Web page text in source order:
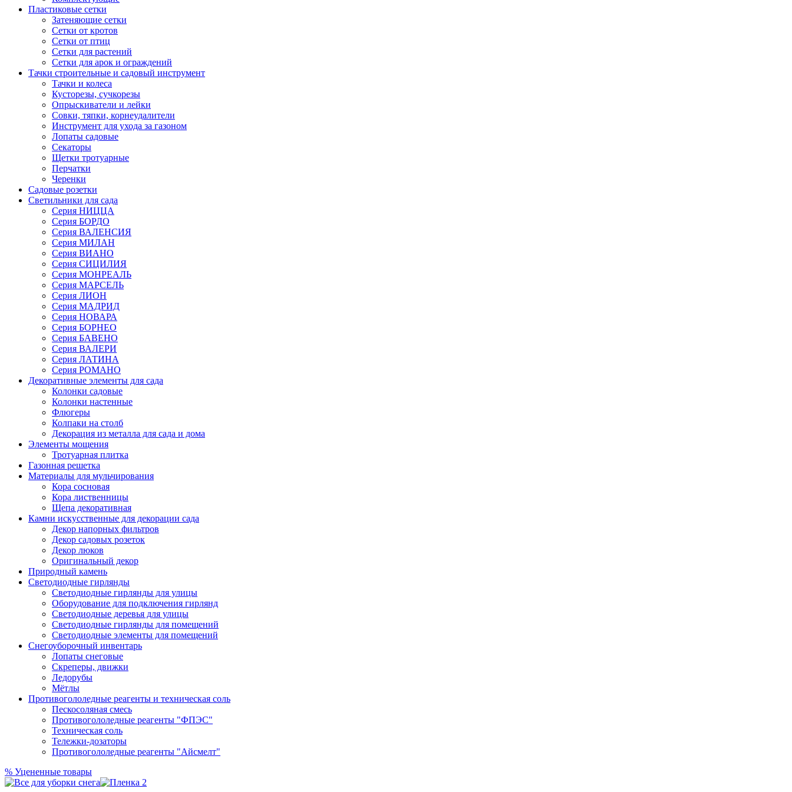
Пластиковые сетки
Затеняющие сетки
Сетки от кротов
Сетки от птиц
Сетки для растений
Сетки для арок и ограждений
Тачки строительные и садовый инструмент
Тачки и колеса
Кусторезы, сучкорезы
Опрыскиватели и лейки
Совки, тяпки, корнеудалители
Инструмент для ухода за газоном
Лопаты садовые
Секаторы
Щетки тротуарные
Перчатки
Черенки
Садовые розетки
Светильники для сада
Серия НИЦЦА
Серия БОРДО
Серия ВАЛЕНСИЯ
Серия МИЛАН
Серия ВИАНО
Серия СИЦИЛИЯ
Серия МОНРЕАЛЬ
Серия МАРСЕЛЬ
Серия ЛИОН
Серия МАДРИД
Серия НОВАРА
Серия БОРНЕО
Серия БАВЕНО
Серия ВАЛЕРИ
Серия ЛАТИНА
Серия РОМАНО
Декоративные элементы для сада
Колонки садовые
Колонки настенные
Флюгеры
Колпаки на столб
Декорация из металла для сада и дома
Элементы мощения
Тротуарная плитка
Газонная решетка
Материалы для мульчирования
Кора сосновая
Кора лиственницы
Щепа декоративная
Камни искусственные для декорации сада
Декор напорных фильтров
Декор садовых розеток
Декор люков
Оригинальный декор
Природный камень
Светодиодные гирлянды
Светодиодные гирлянды для улицы
Оборудование для подключения гирлянд
Светодиодные деревья для улицы
Светодиодные гирлянды для помещений
Светодиодные элементы для помещений
Снегоуборочный инвентарь
Лопаты снеговые
Скреперы, движки
Ледорубы
Мётлы
Противогололедные реагенты и техническая соль
Пескосоляная смесь
Противогололедные реагенты "ФПЭС"
Техническая соль
Тележки-дозаторы
Противогололедные реагенты "Айсмелт"
% Уцененные товары